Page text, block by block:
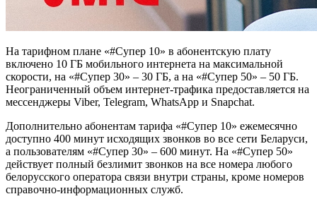
На тарифном плане «#Супер 10» в абонентскую плату
включено 10 ГБ мобильного интернета на максимальной
скорости, на «#Супер 30» – 30 ГБ, а на «#Супер 50» – 50 ГБ.
Неограниченный объем интернет-трафика предоставляется на
мессенджеры Viber, Telegram, WhatsApp и Snapchat.
Дополнительно абонентам тарифа «#Супер 10» ежемесячно
доступно 400 минут исходящих звонков во все сети Беларуси,
а пользователям «#Супер 30» – 600 минут. На «#Супер 50»
действует полный безлимит звонков на все номера любого
белорусского оператора связи внутри страны, кроме номеров
справочно-информационных служб.